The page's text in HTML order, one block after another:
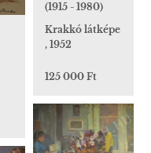
(1915 - 1980)
Krakkó látképe
, 1952
125 000 Ft